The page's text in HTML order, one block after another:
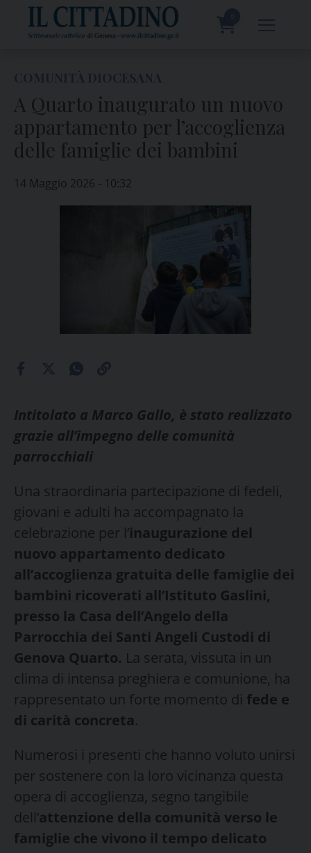
content
A Quarto inaugurato un nuovo
appartamento per l’accoglienza
delle famiglie dei bambini
14 Maggio 2026 - 10:32
Intitolato a Marco Gallo, è stato realizzato
grazie all’impegno delle comunità
parrocchiali
Una straordinaria partecipazione di fedeli,
giovani e adulti ha accompagnato la
celebrazione per l’inaugurazione del
nuovo appartamento dedicato
all’accoglienza gratuita delle famiglie dei
bambini ricoverati all’Istituto Gaslini,
presso la Casa dell’Angelo della
Parrocchia dei Santi Angeli Custodi di
Genova Quarto. La serata, vissuta in un
clima di intensa preghiera e comunione, ha
rappresentato un forte momento di fede e
di carità concreta.
Numerosi i presenti che hanno voluto unirsi
per sostenere con la loro vicinanza questa
opera di accoglienza, segno tangibile
dell’attenzione della comunità verso le
famiglie che vivono il tempo delicato